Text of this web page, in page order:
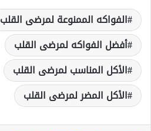
الفواكه الممنوعة لمرضى القلب
أفضل الفواكه لمرضى القلب
الأكل المناسب لمرضى القلب
الأكل المضر لمرضى القلب